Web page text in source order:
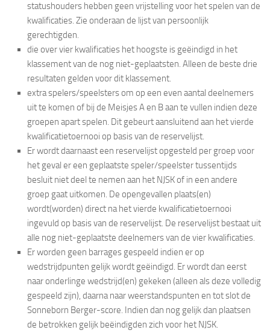
statushouders hebben geen vrijstelling voor het spelen van de
kwalificaties. Zie onderaan de lijst van persoonlijk
gerechtigden.
die over vier kwalificaties het hoogste is geëindigd in het
klassement ​van de nog niet-geplaatsten. Alleen de beste drie
resultaten gelden voor dit klassement.
extra spelers/speelsters om op een even aantal deelnemers
uit te komen of bij de Meisjes A en B aan te vullen indien deze
groepen apart spelen. Dit gebeurt aansluitend aan het vierde
kwalificatietoernooi op basis van de reservelijst.
Er wordt daarnaast een reservelijst opgesteld per groep voor
het geval er een geplaatste speler/speelster tussentijds
besluit niet deel te nemen aan het NJSK of in een andere
groep gaat uitkomen. De opengevallen plaats(en)
wordt(worden) direct na het vierde kwalificatietoernooi
ingevuld op basis van de reservelijst. De reservelijst bestaat uit
alle nog niet-geplaatste deelnemers van de vier kwalificaties.
Er worden geen barrages gespeeld indien er op
wedstrijdpunten gelijk wordt geëindigd. Er wordt dan eerst
naar onderlinge wedstrijd(en) gekeken (alleen als deze volledig
gespeeld zijn), daarna naar weerstandspunten en tot slot de
Sonneborn Berger-score. Indien dan nog gelijk dan plaatsen
de betrokken gelijk beëindigden zich voor het NJSK.